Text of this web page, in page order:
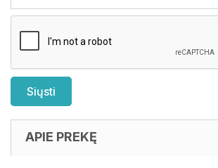
APIE PREKĘ